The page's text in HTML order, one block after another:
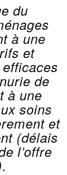
du
à une
et
de
à une
soins
et
(délais
l’offre